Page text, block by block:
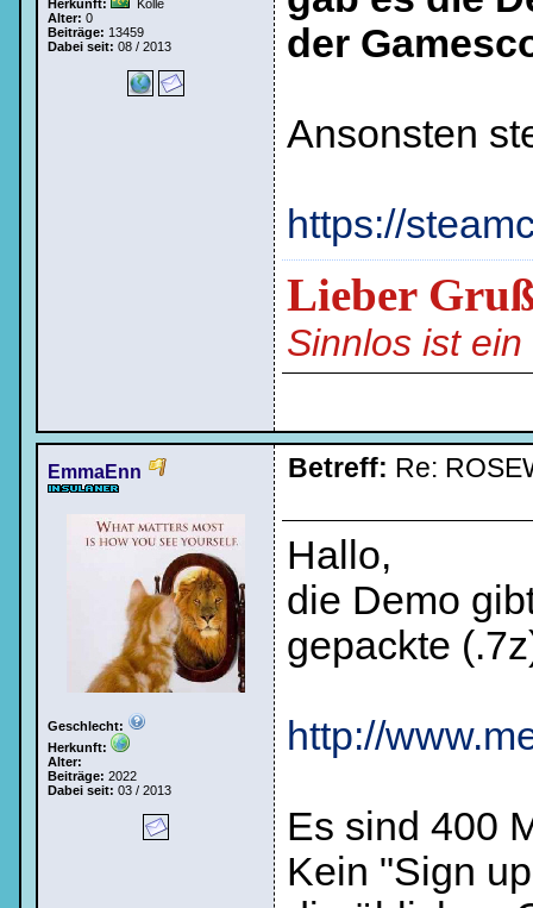
Herkunft:
Kölle
Alter: 0
Beiträge: 13459
Dabei seit: 08 / 2013
der
Ansonsten
https://
Lieber
Sinnlos ist
EmmaEnn
Geschlecht:
Herkunft:
Alter:
Beiträge: 2022
Dabei seit: 03 / 2013
Betreff: Re:
Hallo,
die Demo
gepackte
http://
Es sind 400
Kein "Sign